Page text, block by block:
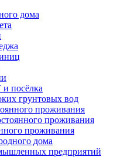
дома
посёлка
грунтовых вод
проживания
проживания
проживания
дома
предприятий